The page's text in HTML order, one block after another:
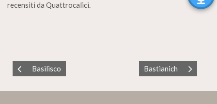
recensiti da Quattrocalici.
Basilisco Bastianich